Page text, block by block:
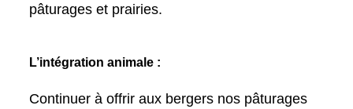
pâturages et prairies.
L’intégration animale :
Continuer à offrir aux bergers nos pâturages